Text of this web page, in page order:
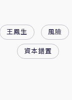
王鳳生 風險
資本錯置